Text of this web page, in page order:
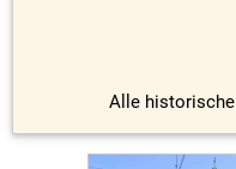
Alle